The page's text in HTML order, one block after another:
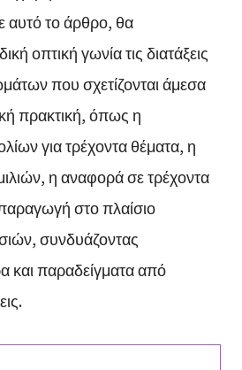
αυτό το άρθρο, θα
οπτική γωνία τις διατάξεις
που σχετίζονται άμεσα
πρακτική, όπως η
για τρέχοντα θέματα, η
η αναφορά σε τρέχοντα
στο πλαίσιο
συνδυάζοντας
και παραδείγματα από